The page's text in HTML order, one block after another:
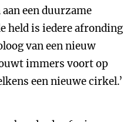
een duurzame
held is iedere afronding
van een nieuw
immers voort op
een nieuwe cirkel.’